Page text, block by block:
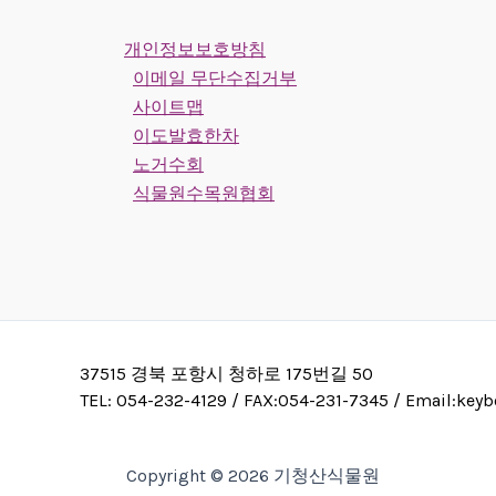
개인정보보호방침
이메일 무단수집거부
사이트맵
이도발효한차
노거수회
식물원수목원협회
37515 경북 포항시 청하로 175번길 50
TEL: 054-232-4129 / FAX:054-231-7345 /
Copyright © 2026 기청산식물원